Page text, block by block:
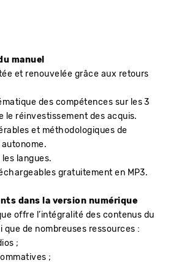
manuel
et renouvelée grâce aux retours
des compétences sur les 3
le réinvestissement des acquis.
et méthodologiques de
les langues.
gratuitement en MP3.
dans la version numérique
offre l’intégralité des contenus du
que de nombreuses ressources :
;
;